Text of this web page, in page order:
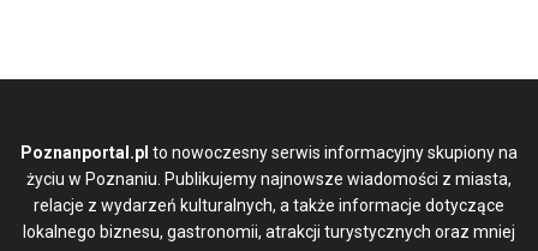
Poznanportal.pl to nowoczesny serwis informacyjny skupiony na
życiu w Poznaniu. Publikujemy najnowsze wiadomości z miasta,
relacje z wydarzeń kulturalnych, a także informacje dotyczące
lokalnego biznesu, gastronomii, atrakcji turystycznych oraz mniej